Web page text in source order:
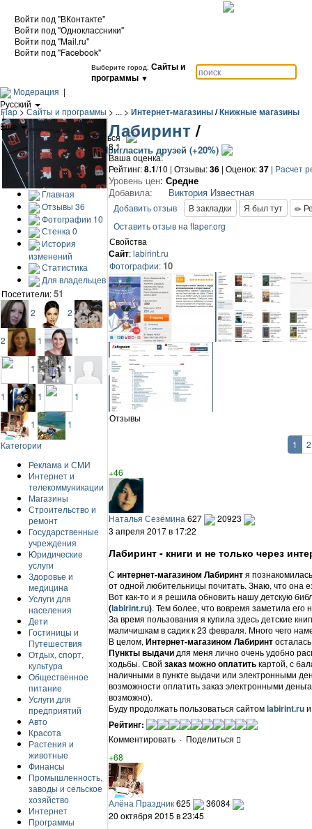
Войти под "ВКонтакте"
Войти под "Одноклассники"
Войти под "Mail.ru"
Войти под "Facebook"
Выберите город: Сайты и
программы ▼
Модерация |
Русский
|
Еще
|Войти / Зарегистрироваться
Добавить сайт Пригласить друзей (+20%)
Flap>Сайты и программы > ... > Интернет-магазины/Книжные магазины
Главная
Отзывы 36
Фотографии 10
Стенка0
История
изменений
Статистика
Для владельцев
Посетители:51
2 2
2 1 1
1 1
1 1 1
1
1
Категории
Реклама и СМИ
Интернет и
телекоммуникации
Магазины
Строительство и
ремонт
Государственные
учреждения
Юридические
услуги
Здоровье и
медицина
Услуги для
населения
Дети
Гостиницы и
Путешествия
Отдых, спорт,
культура
Общественное
питание
Услуги для
предприятий
Авто
Красота
Растения и
животные
Финансы
Промышленность,
заводы и сельское
хозяйство
Интернет
Программы
Лабиринт /
8.1
Ваша оценка:
Рейтинг:8.1/10 | Отзывы:36 | Оценок:37 | Расчет
Уровень цен: Средне
Добавила:
Виктория Известная
Добавить отзыв В закладки Я был тут
Оставить отзыв на flaper.org
Свойства
Сайт:labirint.ru
Фотографии: 10
Отзывы
1 2
+46
Наталья Сезёмина 627
20923
3 апреля 2017 в 17:22
Лабиринт - книги и не только через
С интернет-магазином Лабиринтя
от одной любительницы почитать. Знаю, что она
Вот как-то и я решила обновить нашу детскую
(labirint.ru). Тем более, что вовремя заметила его
За время пользования я купила здесь детские
маличишкам в садик к 23 февраля. Много чего
В целом, Интернет-магазином Лабиринт
Пункты выдачи для меня лично очень удобно
ходьбы. Свой заказ можно оплатитькартой, с
наличными в пункте выдачи или электронными
возможности оплатить заказ электронными
возможно).
Буду продолжать пользоваться сайтомlabirint.ru
Рейтинг:
Комментировать · Поделиться
+68
Алёна Праздник625
36084
20 октября 2015 в 23:45